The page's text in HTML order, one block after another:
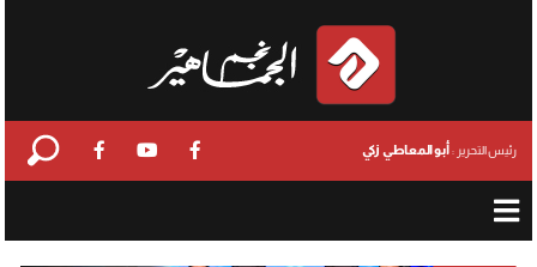
رئيس التحرير : أبو المعاطي زكي